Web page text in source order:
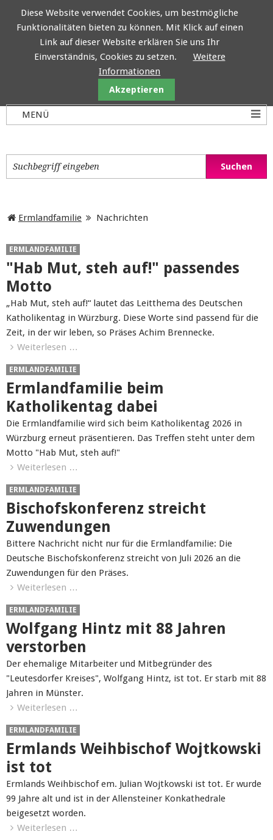
Ermlandfamilie Nachrichten
ERMLANDFAMILIE
"Hab Mut, steh auf!" passendes
Motto
„Hab Mut, steh auf!“ lautet das Leitthema des Deutschen
Katholikentag in Würzburg. Diese Worte sind passend für die
Zeit, in der wir leben, so Präses Achim Brennecke.
Weiterlesen …
ERMLANDFAMILIE
Ermlandfamilie beim
Katholikentag dabei
Die Ermlandfamilie wird sich beim Katholikentag 2026 in
Würzburg erneut präsentieren. Das Treffen steht unter dem
Motto "Hab Mut, steh auf!"
Weiterlesen …
ERMLANDFAMILIE
Bischofskonferenz streicht
Zuwendungen
Bittere Nachricht nicht nur für die Ermlandfamilie: Die
Deutsche Bischofskonferenz streicht von Juli 2026 an die
Zuwendungen für den Präses.
Weiterlesen …
ERMLANDFAMILIE
Wolfgang Hintz mit 88 Jahren
verstorben
Der ehemalige Mitarbeiter und Mitbegründer des
"Leutesdorfer Kreises", Wolfgang Hintz, ist tot. Er starb mit 88
Jahren in Münster.
Weiterlesen …
ERMLANDFAMILIE
Ermlands Weihbischof Wojtkowski
ist tot
Ermlands Weihbischof em. Julian Wojtkowski ist tot. Er wurde
99 Jahre alt und ist in der Allensteiner Konkathedrale
beigesetzt worden.
Weiterlesen …
Diese Website verwendet Cookies, um bestmögliche
Funktionalitäten bieten zu können. Mit Klick auf einen
Link auf dieser Website erklären Sie uns Ihr
Einverständnis, Cookies zu setzen.
Weitere
Informationen
Akzeptieren